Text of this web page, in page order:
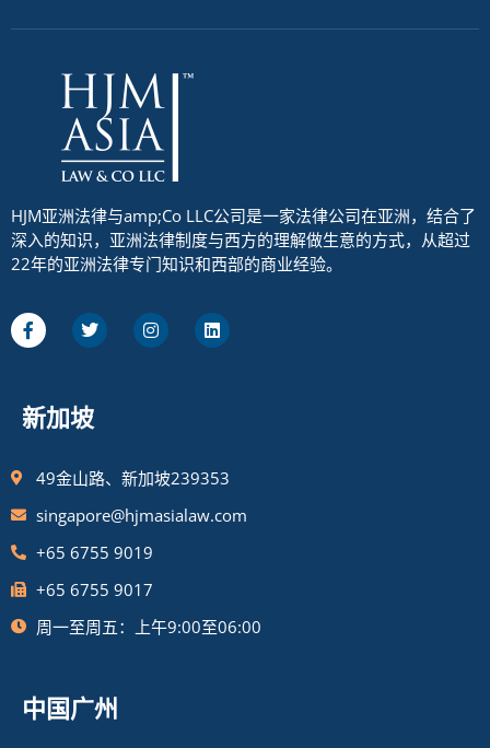
HJM亚洲法律与amp;Co LLC公司是一家法律公司在亚洲，结合了
深入的知识，亚洲法律制度与西方的理解做生意的方式，从超过
22年的亚洲法律专门知识和西部的商业经验。
新加坡
49金山路、新加坡239353
singapore@hjmasialaw.com
+65 6755 9019
+65 6755 9017
周一至周五：上午9:00至06:00
中国广州